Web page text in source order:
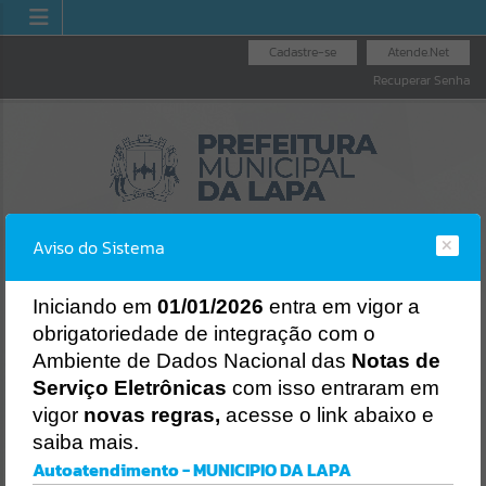
Atende.Net
Cadastre-se
Recuperar Senha
LICITAÇÕES
NOTA FISCAL
ELETRÔNICA
NOTA FISCAL
NACIONAL
Aviso do Sistema
Iniciando em 01/01/2026 entra em vigor a
obrigatoriedade de integração com o
Ambiente de Dados Nacional das Notas de
Serviço Eletrônicas com isso entraram em
vigor novas regras, acesse o link abaixo e
saiba mais.
Autoatendimento - MUNICIPIO DA LAPA
Erro
Gerenciamento do Sistema
Ocorreu um erro de script: